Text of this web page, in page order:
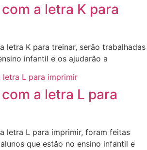
a letra K para
letra K para treinar, serão trabalhadas
infantil e os ajudarão a
a letra L para
letra L para imprimir, foram feitas
que estão no ensino infantil e